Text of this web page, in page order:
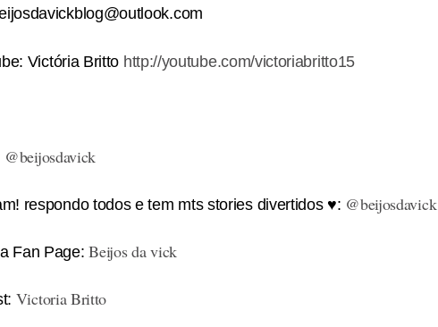
Victória Britto http://youtube.com/victoriabritto15
@beijosdavick
respondo todos e tem mts stories divertidos ♥: @beijosdavick
Fan Page:Beijos da vick
Victoria Britto